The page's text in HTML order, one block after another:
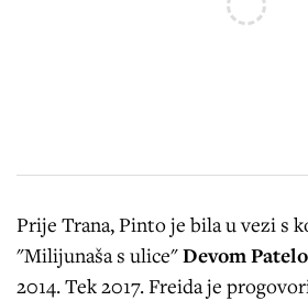
Prije Trana, Pinto je bila u vezi s
"Milijunaša s ulice"Devom
2014. Tek 2017. Freida je